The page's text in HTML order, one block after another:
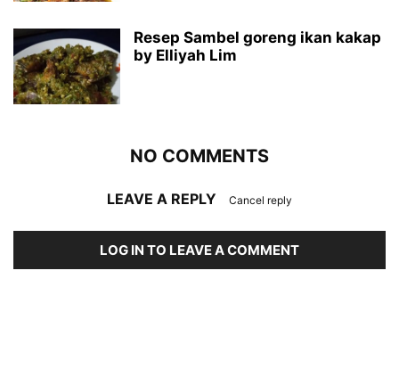
Resep Sambel goreng ikan kakap
by Elliyah Lim
NO COMMENTS
LEAVE A REPLY Cancel reply
LOG IN TO LEAVE A COMMENT